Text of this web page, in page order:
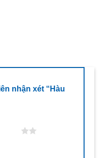
nhận xét “Hàu